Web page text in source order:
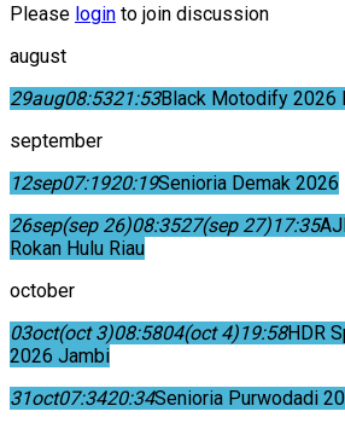
Please login to join discussion
august
29aug08:5321:53Black Motodify 2026
september
12sep07:1920:19Senioria Demak 2026
26sep(sep 26)08:3527(sep 27)17:35
Rokan Hulu Riau
october
03oct(oct 3)08:5804(oct 4)19:58HDR
2026 Jambi
31oct07:3420:34Senioria Purwodadi